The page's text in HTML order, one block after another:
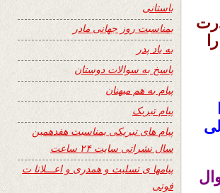
باستانی
بمناسبت روز جهانی مادر
به یاد پدر
پاسخ به سوالات دوستان
پیام به هم میهنان
پیام تبریک
پیام های تبریکی بمناسبت هفدهمین
سال نشراتی سایت ۲۴ ساعت
پیامها ی تسلیت و همدری و اعـــلانا ت
فوتی